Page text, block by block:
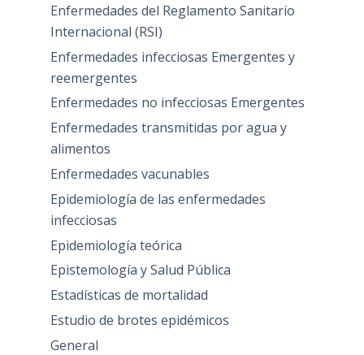
Enfermedades del Reglamento Sanitario
Internacional (RSI)
Enfermedades infecciosas Emergentes y
reemergentes
Enfermedades no infecciosas Emergentes
Enfermedades transmitidas por agua y
alimentos
Enfermedades vacunables
Epidemiología de las enfermedades
infecciosas
Epidemiología teórica
Epistemología y Salud Pública
Estadísticas de mortalidad
Estudio de brotes epidémicos
General